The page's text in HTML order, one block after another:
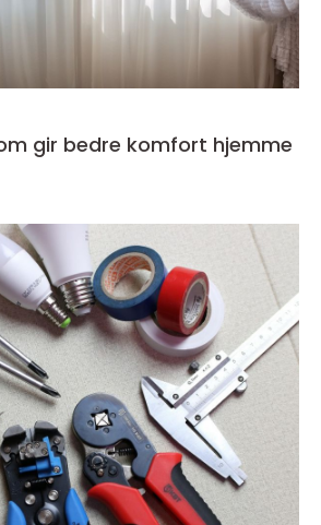
gir bedre komfort hjemme